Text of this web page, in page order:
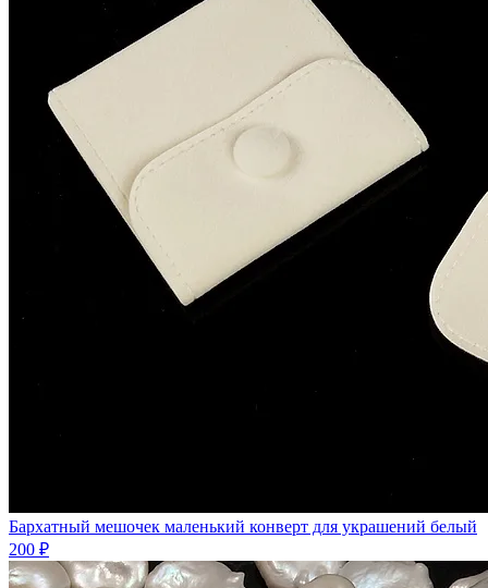
Бархатный мешочек маленький конверт для украшений белый
200 ₽